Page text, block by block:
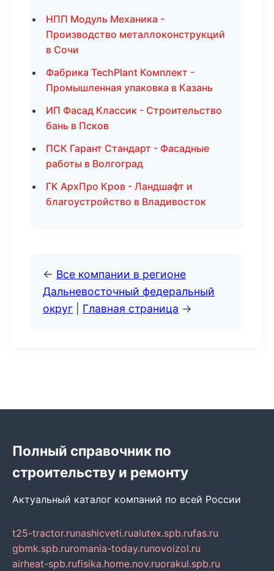
НПП Модуль Механика -
Производство металлоконструкций
в Сочи
Фабрика TechPlant Комплект -
Промышленная упаковка в Казань
ИП Фасад Классик - Строительство
бань в Псков
ПСК Гарант Стандарт - Фасадные
работы в Волгоград
ГК АрхПро Кров - Ландшафт и
благоустройство в Владивосток
← Все компании в регионе
Дальневосточный федеральный
округ
Главная страница →
Полный справочник по
строительству и ремонту
Актуальный каталог компаний по всей России
t25-tractor.runashicveti.rualutex.spb.rufas.ru
gbmk.spb.ruromania-today.runovoizol.ru
airheat-spb.rufisika.home.nov.ruorakul.spb.ru